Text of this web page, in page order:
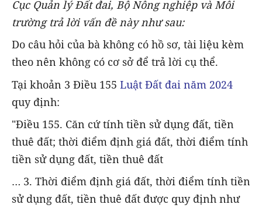
Cục Quản lý Đất đai, Bộ Nông nghiệp và Môi
trường trả lời vấn đề này như sau:
Do câu hỏi của bà không có hồ sơ, tài liệu kèm
theo nên không có cơ sở để trả lời cụ thể.
Tại khoản 3 Điều 155 Luật Đất đai năm 2024
quy định:
"Điều 155. Căn cứ tính tiền sử dụng đất, tiền
thuê đất; thời điểm định giá đất, thời điểm tính
tiền sử dụng đất, tiền thuê đất
… 3. Thời điểm định giá đất, thời điểm tính tiền
sử dụng đất, tiền thuê đất được quy định như